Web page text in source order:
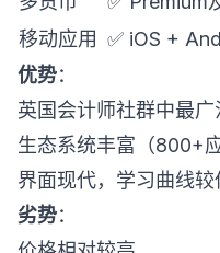
移动应用 ✅ iOS +
优势：
英国会计师社群中最
生态系统丰富（800+
界面现代，学习曲线较
劣势：